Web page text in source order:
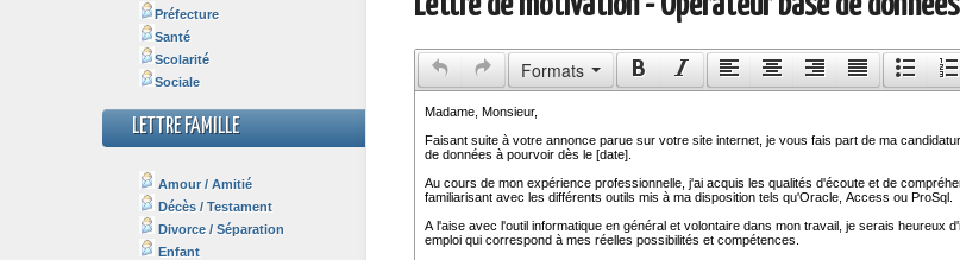
Préfecture
Santé
Scolarité
Sociale
LETTRE FAMILLE
Amour / Amitié
Décès / Testament
Divorce / Séparation
Enfant
Formats